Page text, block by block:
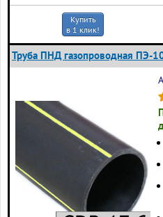
Купить
в 1 клик!
Труба ПНД газопроводная ПЭ-